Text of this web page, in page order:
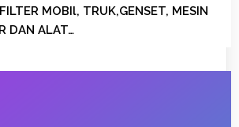
MOBIl, TRUK,GENSET, MESIN
DAN ALAT…